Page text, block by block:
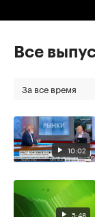
Все
За все время
10:02
5:48